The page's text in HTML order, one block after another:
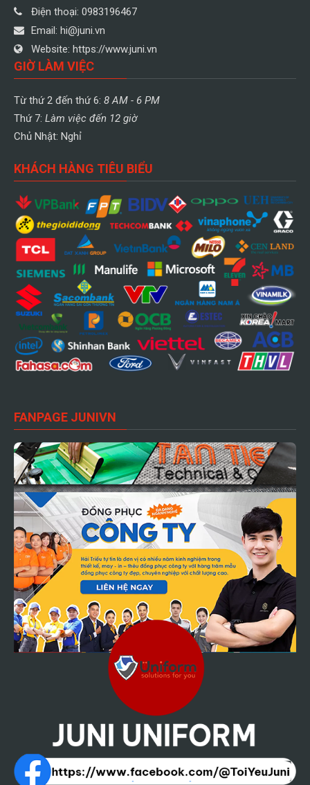
Điện thoại: 0983196467
Email: hi@juni.vn
Website: https://www.juni.vn
GIỜ LÀM VIỆC
Từ thứ 2 đến thứ 6: 8 AM - 6 PM
Thứ 7: Làm việc đến 12 giờ
Chủ Nhật: Nghỉ
KHÁCH HÀNG TIÊU BIỂU
FANPAGE JUNIVN